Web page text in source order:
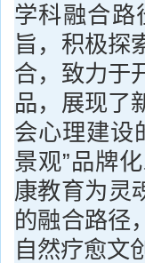
学科融合路
旨，积极探
合，致力于
品，展现了
会心理建设
景观”品牌
康教育为灵
的融合路径
自然疗愈文